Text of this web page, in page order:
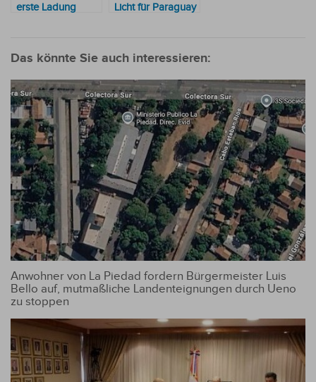
erste Ladung
Licht für Paraguay
Investment-
herauf ​
Das könnte Sie auch interessieren:
Anwohner von La Piedad fordern Bürgermeister Luis
Bello auf, mutmaßliche Landenteignungen durch Ueno
zu stoppen